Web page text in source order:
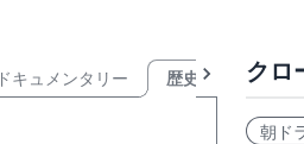
ドキュメンタリー 歴史・時代劇クロ
朝ド